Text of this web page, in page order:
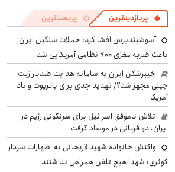
پربازدیدترین پربحث‌ترین
آسوشیتدپرس افشا کرد: حملات سنگین ایران
باعث ضربه مغزی ۷۰۰ نظامی آمریکایی شد
خیبرشکن ایران به سامانه هدایت ضدپارازیت
چینی مجهز شد؟/ تهدید جدی برای پاتریوت و تاد
آمریکا
تلاش ناموفق اسرائیل برای سرنگونی رژیم در
ایران، دو قربانی در موساد گرفت
واکنش خانواده شهید لاریجانی به اظهارات سردار
کوثری: شهدا هیچ تلفن همراهی نداشتند